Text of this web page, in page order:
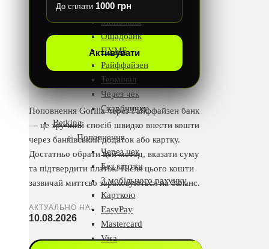
Кредитні кошти
Монобанк
Ощадбанк
ПУМБ
Райффайзен
Термінал
Через чек
Скарбничку
Betking
Поповнення
Через чек
Без картки
З мобільного рахунку
Карткою
EasyPay
Mastercard
Visa
До сплати 1000 грн
Активувати
Поповнення Gorilla через Райффайзен банк
— це зручний спосіб швидко внести кошти
через банківський додаток або картку.
Достатньо обрати цей метод, вказати суму
та підтвердити платіж. Після цього кошти
зазвичай миттєво зараховуються на баланс.
АКТУАЛЬНО НА:
10.08.2026